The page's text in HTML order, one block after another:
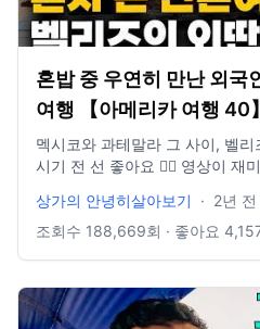
혼밥 중 우연히 만난 외국
여행 【아메리카 여행 40】
멕시코와 과테말라 그 사이, 벨리즈
시기 전 선 좋아요 👍🏻 영상이 재
https://www.instagram.com/
https://blog.naver.com/
9, 아이폰 12 Pro, 인스타 360 x3 ➖ 2.
Soundcloud : https://
상가의 안녕히살아보기 · 2년 전
조회수 188,669회 · 좋아요